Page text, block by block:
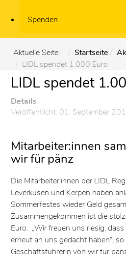
Spenden
Aktuelle Seite: Startseite
LIDL spendet 1.000 Euro
LIDL spendet
Details
Veröffentlicht: 01. September
Mitarbeiter:innen
wir für pänz
Die Mitarbeiter:innen der LIDL
Leverkusen und Kerpen haben
Sommerfestes wieder Geld
Zusammengekommen ist die
Euro. „Wir freuen uns riesig,
erneut an uns gedacht haben“, so
Geschäftsführerin von wir für